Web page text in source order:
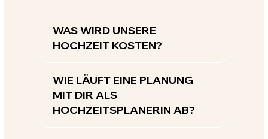
WAS WIRD UNSERE
HOCHZEIT KOSTEN?
WIE LÄUFT EINE PLANUNG
MIT DIR ALS
HOCHZEITSPLANERIN AB?